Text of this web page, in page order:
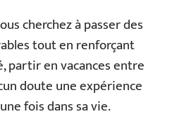
cherchez à passer des
tout en renforçant
partir en vacances entre
doute une expérience
fois dans sa vie.